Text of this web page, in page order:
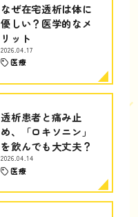
なぜ在宅透析は体に
優しい？医学的なメ
リット
2026.04.17
医療
透析患者と痛み止
め、「ロキソニン」
を飲んでも大丈夫？
2026.04.14
医療